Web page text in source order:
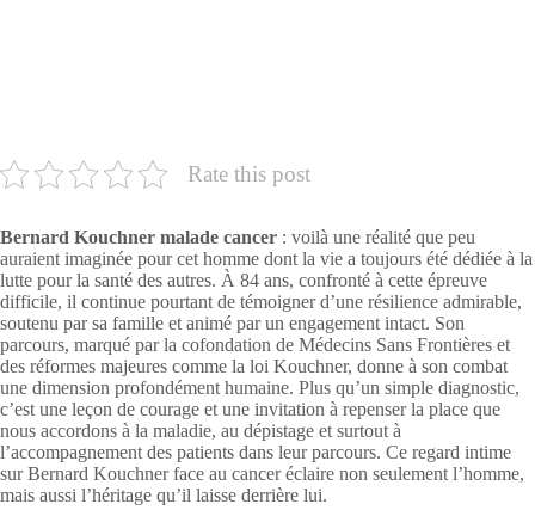
Rate this post
Bernard Kouchner malade cancer : voilà une réalité que peu
auraient imaginée pour cet homme dont la vie a toujours été dédiée à la
lutte pour la santé des autres. À 84 ans, confronté à cette épreuve
difficile, il continue pourtant de témoigner d’une résilience admirable,
soutenu par sa famille et animé par un engagement intact. Son
parcours, marqué par la cofondation de Médecins Sans Frontières et
des réformes majeures comme la loi Kouchner, donne à son combat
une dimension profondément humaine. Plus qu’un simple diagnostic,
c’est une leçon de courage et une invitation à repenser la place que
nous accordons à la maladie, au dépistage et surtout à
l’accompagnement des patients dans leur parcours. Ce regard intime
sur Bernard Kouchner face au cancer éclaire non seulement l’homme,
mais aussi l’héritage qu’il laisse derrière lui.